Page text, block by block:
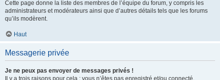
Cette page donne la liste des membres de l’équipe du forum, y compris les
administrateurs et modérateurs ainsi que d’autres détails tels que les forums
qu’ils modèrent.
Haut
Messagerie privée
Je ne peux pas envoyer de messages privés !
Il y a trois raisons pour cela : vous n’êtes pas enregistré et/ou connecté,